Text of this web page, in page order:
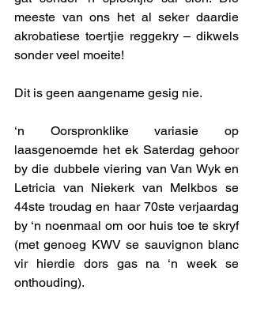
meeste van ons het al seker daardie
akrobatiese toertjie reggekry – dikwels
sonder veel moeite!
Dit is geen aangename gesig nie.
‘n Oorspronklike variasie op
laasgenoemde het ek Saterdag gehoor
by die dubbele viering van Van Wyk en
Letricia van Niekerk van Melkbos se
44ste troudag en haar 70ste verjaardag
by ‘n noenmaal om oor huis toe te skryf
(met genoeg KWV se sauvignon blanc
vir hierdie dors gas na ‘n week se
onthouding).